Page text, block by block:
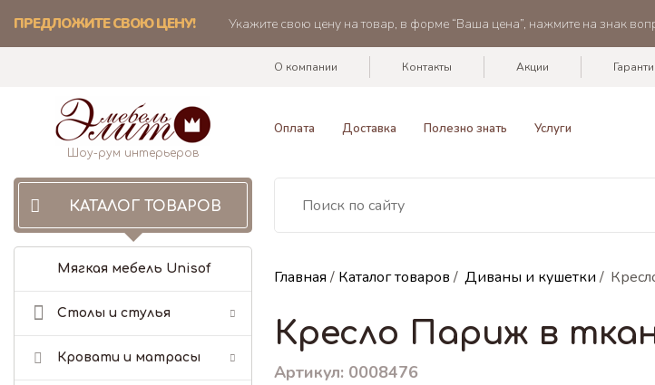
ПРЕДЛОЖИТЕ СВОЮ ЦЕНУ! Укажите свою цену на товар, в форме “Ваша цена”, нажмите на знак
О компании Контакты Акции
Шоу-рум интерьеров
Оплата Доставка Полезно знать Услуги
КАТАЛОГ ТОВАРОВ
Мягкая мебель Unisof
Столы и стулья
Кровати и матрасы
Главная / Каталог товаров / Диваны и кушетки /
Кресло Париж в
Артикул: 0008476